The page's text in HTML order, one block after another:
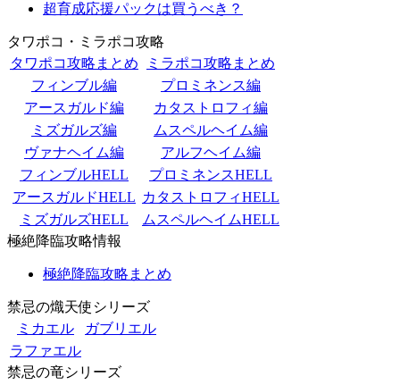
超育成応援パックは買うべき？
タワポコ・ミラポコ攻略
タワポコ攻略まとめ
ミラポコ攻略まとめ
フィンブル編
プロミネンス編
アースガルド編
カタストロフィ編
ミズガルズ編
ムスペルヘイム編
ヴァナヘイム編
アルフヘイム編
フィンブルHELL
プロミネンスHELL
アースガルドHELL カタストロフィHELL
ミズガルズHELL
ムスペルヘイムHELL
極絶降臨攻略情報
極絶降臨攻略まとめ
禁忌の熾天使シリーズ
ミカエル
ガブリエル
ラファエル
禁忌の竜シリーズ